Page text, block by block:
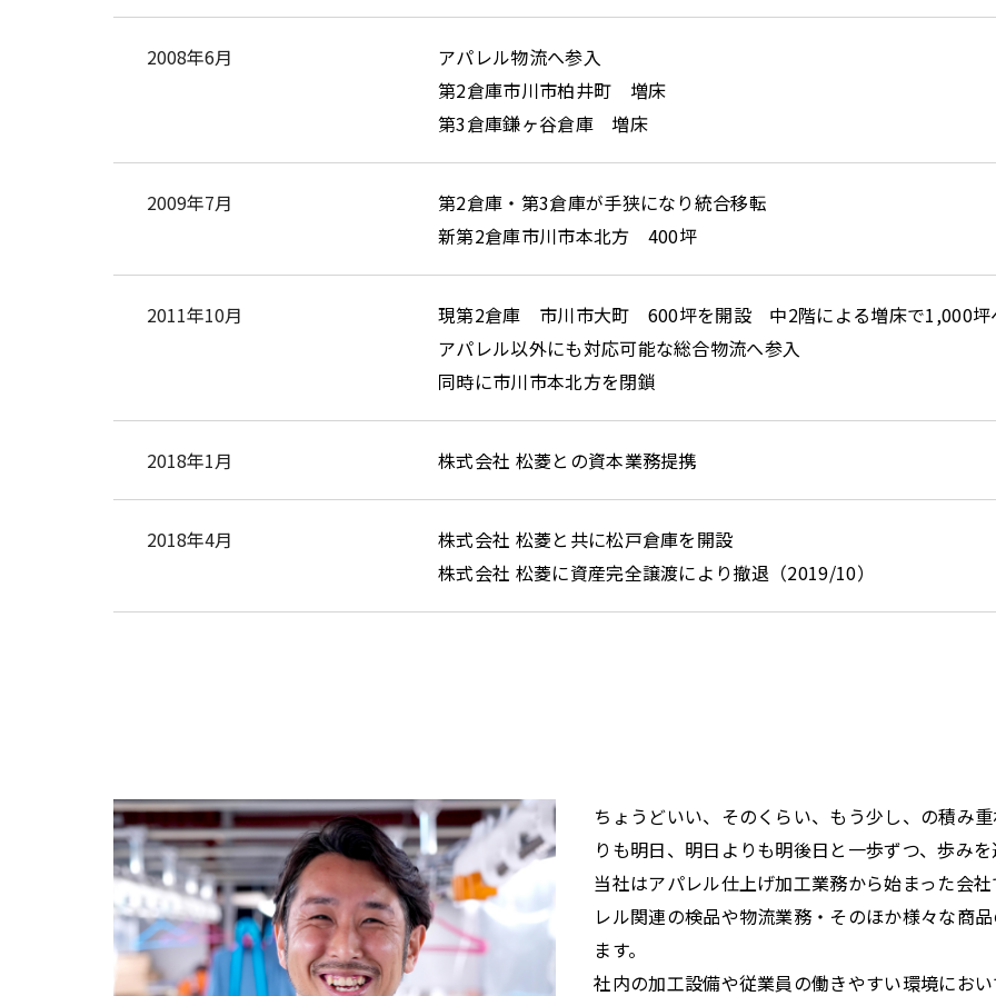
2008年6月
アパレル物流へ参入
第2倉庫市川市柏井町 増床
第3倉庫鎌ヶ谷倉庫 増床
2009年7月
第2倉庫・第3倉庫が手狭になり統合移転
新第2倉庫市川市本北方 400坪
2011年10月
現第2倉庫 市川市大町 600坪を開設 中2階による増床で1,000坪
アパレル以外にも対応可能な総合物流へ参入
同時に市川市本北方を閉鎖
2018年1月 株式会社 松菱との資本業務提携
2018年4月
株式会社 松菱と共に松戸倉庫を開設
株式会社 松菱に資産完全譲渡により撤退（2019/10）
ちょうどいい、そのくらい、もう少し、の積み
りも明日、明日よりも明後日と一歩ずつ、歩み
当社はアパレル仕上げ加工業務から始まった会
レル関連の検品や物流業務・そのほか様々な商
ます。
社内の加工設備や従業員の働きやすい環境にお